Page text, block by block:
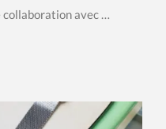
collaboration avec …